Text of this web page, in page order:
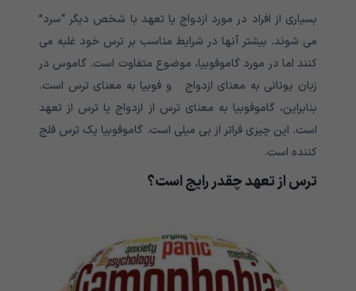
بسیاری از افراد در مورد ازدواج یا تعهد با شخص دیگر “سرد”
می شوند. بیشتر آنها در شرایط مناسب بر ترس خود غلبه می
کنند اما در مورد گاموفوبیا، موضوع متفاوت است. گاموس در
زبان یونانی به معنای ازدواج و فوبیا به معنای ترس است.
بنابراین، گاموفوبیا به معنای ترس از ازدواج یا ترس از تعهد
است. این چیزی فراتر از بی میلی است. گاموفوبیا یک ترس فلج
کننده است.
ترس از تعهد چقدر رایج است؟